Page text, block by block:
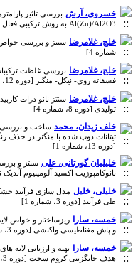
خسروی، آرش
Al(Zn)/Al2O3 به روش ترکیبی فعال سازی مکانیکی و سنتز احتراقی [دوره 5، شماره 3]
خلج، غلامرضا
شماره 4]
خلج، غلامرضا بررسی غلظت ترکیبات
فسفاته روی- نیکل- منگنز [دوره 12، شماره 4]
خلج، غلامرضا سنتز نانو ذرات
تولیدی [دوره 8، شماره 4]
خلف زیدان، محمد ساخت و بررسی
تیتانات دوپ شده با منگنز در حذف
[دوره 13، شماره 1]
خلیلیان گورتانی، علی سنتز و
نانوکامپوزیت اکسید آلومینیوم آندیک نانو
خلیلی، خلیل مدل سازی فرآیند
طی فرآیند [دوره 3، شماره 1]
خمسه، سارا
و پاش مغناطیسی واکنشی [دوره 3، شماره 3]
خمسه، سارا
تهیه و ارزیابی لایه
هدف جایگزینی کروم سخت [دوره 3، شماره 4]